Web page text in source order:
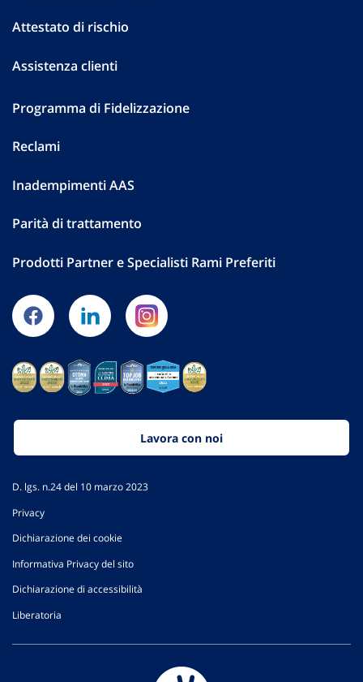
Attestato di rischio
Assistenza clienti
Programma di Fidelizzazione
Reclami
Inadempimenti AAS
Parità di trattamento
Prodotti Partner e Specialisti Rami Preferiti
Lavora con noi
D. lgs. n.24 del 10 marzo 2023
Privacy
Dichiarazione dei cookie
Informativa Privacy del sito
Dichiarazione di accessibilità
Liberatoria